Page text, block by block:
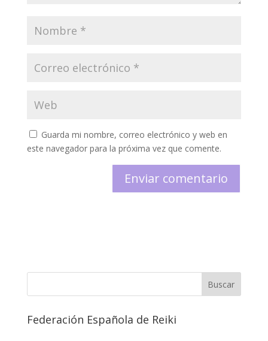
Guarda mi nombre, correo electrónico y web en
este navegador para la próxima vez que comente.
Federación Española de Reiki